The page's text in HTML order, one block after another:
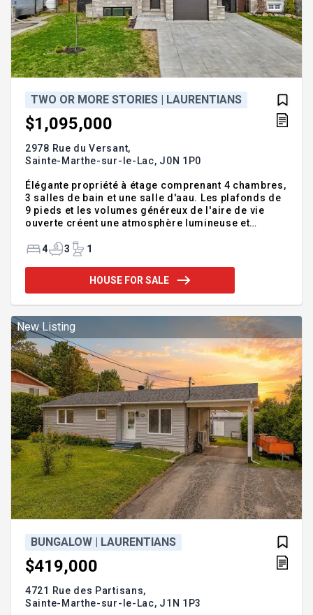
TWO OR MORE STORIES | LAURENTIANS
$1,095,000
2978 Rue du Versant,
Sainte-Marthe-sur-le-Lac, J0N 1P0
Élégante propriété à étage comprenant 4 chambres,
3 salles de bain et une salle d'aau. Les plafonds de
9 pieds et les volumes généreux de l'aire de vie
ouverte créent une atmosphère lumineuse et
charme. La cuisine impressionnante, le garage et la
avec praticité et raffinement. À l'extérieur, une
piscine creusée sur un terrain nécessitant peu
Possibilité d'une 5e chambre au sous-sol.
-Élégance intem
4 3 1
HOUSE FOR SALE
New Listing
BUNGALOW | LAURENTIANS
$419,000
4721 Rue des Partisans,
Sainte-Marthe-sur-le-Lac, J1N 1P3